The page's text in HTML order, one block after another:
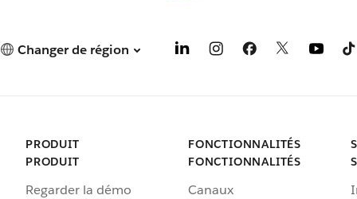
Changer de région
PRODUIT
PRODUIT
Regarder la démo
FONCTIONNALITÉS
FONCTIONNALITÉS
Canaux